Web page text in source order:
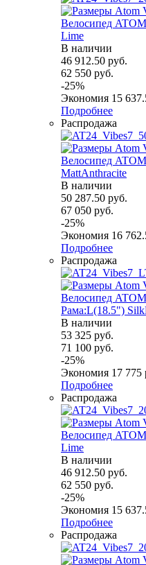
Велосипед
Lime
В наличии
46 912.50 руб.
62 550 руб.
-25%
Экономия 15
Подробнее
Распродажа
Велосипед
MattAnthracite
В наличии
50 287.50 руб.
67 050 руб.
-25%
Экономия 16
Подробнее
Распродажа
Велосипед
Рама:L(18.5")
В наличии
53 325 руб.
71 100 руб.
-25%
Экономия 17 775
Подробнее
Распродажа
Велосипед
Lime
В наличии
46 912.50 руб.
62 550 руб.
-25%
Экономия 15
Подробнее
Распродажа